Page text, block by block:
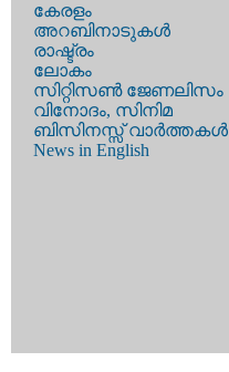
കേരളം
അറബിനാടുകള്‍
രാഷ്ട്രം
ലോകം
സിറ്റിസണ്‍ ജേണലിസം
വിനോദം, സിനിമ
ബിസിനസ്സ് വാര്‍ത്തകള്‍
News in English